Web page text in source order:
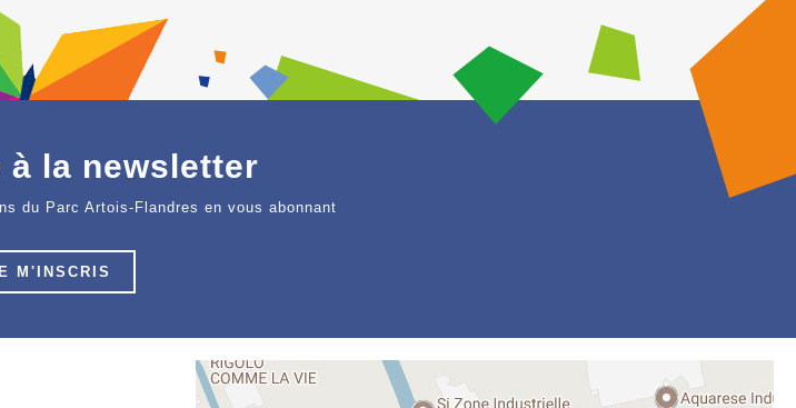
la newsletter
du Parc Artois-Flandres en vous abonnant
M'INSCRIS